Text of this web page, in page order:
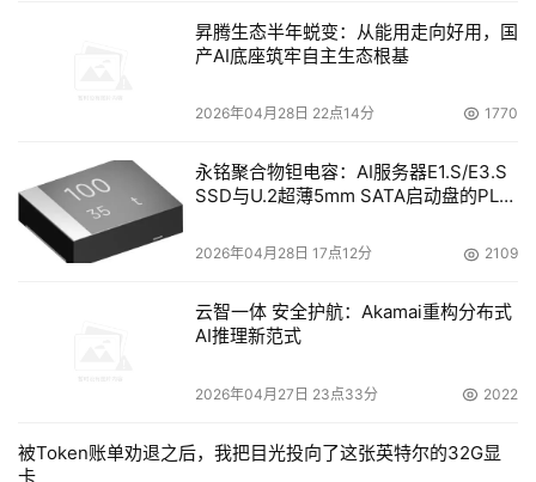
使用这种模式，仍然有极限容量的问题。然而这里的极
享。惠普实验室的工程师对1300台服务器上的工作负载做
仅需原来的60% CPU量。例如，把前面那张图中所示的10
个工作负载整合起来，原来需要60个CPU的工作，现在只
需要36个CPU就可以完成。
2.公用资源可以放到线上解决峰值需求
许多客户对于没有足够空闲资源运行他们的环境而感到
空闲容量。这样，在极端情况下多个工作负载同时忙的时
昇腾生态半年蜕变：从能用走向好用，国
产AI底座筑牢自主生态根基
2026年04月28日 22点14分 1770
永铭聚合物钽电容：AI服务器E1.S/E3.S
SSD与U.2超薄5mm SATA启动盘的PLP
2026年04月28日 17点12分 2109
云智一体 安全护航：Akamai重构分布式
AI推理新范式
2026年04月27日 23点33分 2022
被Token账单劝退之后，我把目光投向了这张英特尔的32G显
卡